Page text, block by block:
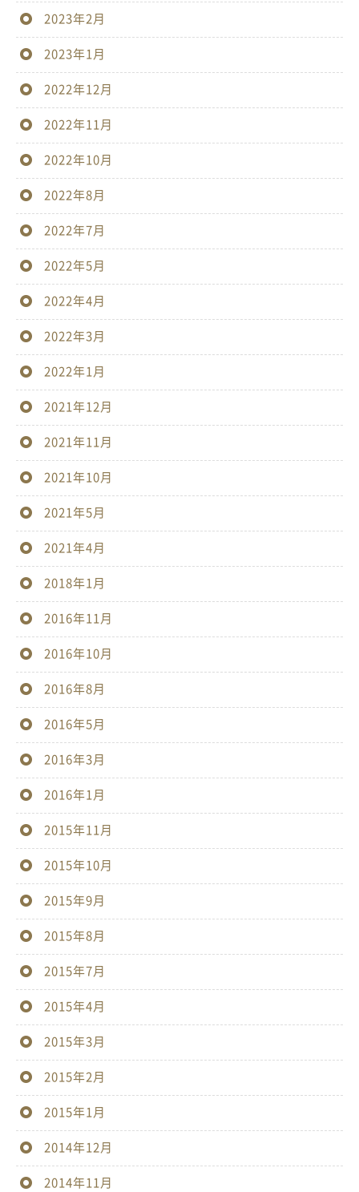
2023年2月
2023年1月
2022年12月
2022年11月
2022年10月
2022年8月
2022年7月
2022年5月
2022年4月
2022年3月
2022年1月
2021年12月
2021年11月
2021年10月
2021年5月
2021年4月
2018年1月
2016年11月
2016年10月
2016年8月
2016年5月
2016年3月
2016年1月
2015年11月
2015年10月
2015年9月
2015年8月
2015年7月
2015年4月
2015年3月
2015年2月
2015年1月
2014年12月
2014年11月